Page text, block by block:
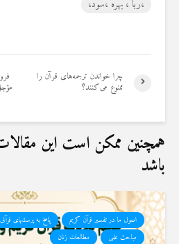
،ربا ، بهره ،سود،
چرا خواندن ترجمه‌های قرآن را
ممنوع می‌کنند؟
همچنین ممکن است این مقالات
باشد
اصول ما در تفسیر قرآن کریم پاسخ به پرسشهای قرآنی
مباحث علمی
مطالعات زنان